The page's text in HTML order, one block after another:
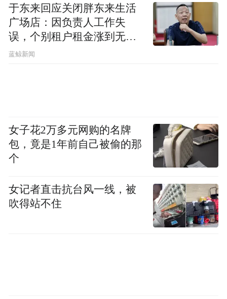
于东来回应关闭胖东来生活
广场店：因负责人工作失
误，个别租户租金涨到无法
想象
蓝鲸新闻
女子花2万多元网购的名牌
包，竟是1年前自己被偷的那
个
女记者直击抗台风一线，被
吹得站不住